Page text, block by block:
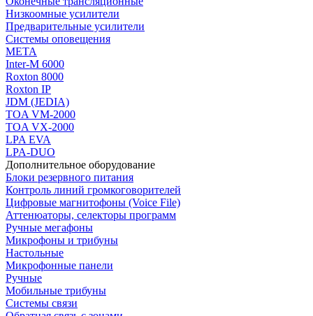
Низкоомные усилители
Предварительные усилители
Системы оповещения
МЕТА
Inter-M 6000
Roxton 8000
Roxton IP
JDM (JEDIA)
TOA VM-2000
TOA VX-2000
LPA EVA
LPA-DUO
Дополнительное оборудование
Блоки резервного питания
Контроль линий громкоговорителей
Цифровые магнитофоны (Voice File)
Аттенюаторы, селекторы программ
Ручные мегафоны
Микрофоны и трибуны
Настольные
Микрофонные панели
Ручные
Мобильные трибуны
Системы связи